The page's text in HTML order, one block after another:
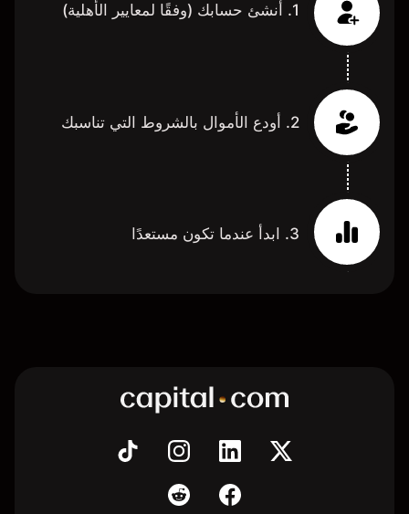
1. أنشئ حسابك (وفقًا لمعايير الأهلية)
2. أودع الأموال بالشروط التي تناسبك
3. ابدأ عندما تكون مستعدًا